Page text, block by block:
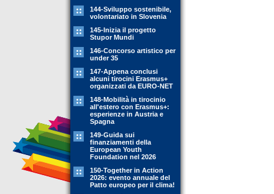
144-Sviluppo sostenibile,
volontariato in Slovenia
145-Inizia il progetto
Stupor Mundi
146-Concorso artistico per
under 35
147-Appena conclusi
alcuni tirocini Erasmus+
organizzati da EURO-NET
148-Mobilità in tirocinio
all'estero con Erasmus+:
esperienze in Austria e
Spagna
149-Guida sui
finanziamenti della
European Youth
Foundation nel 2026
150-Together in Action
2026: evento annuale del
Patto europeo per il clima!